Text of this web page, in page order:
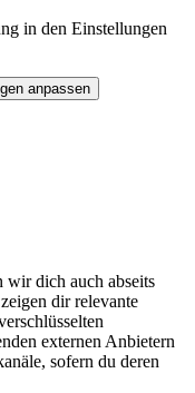
in den Einstellungen
anpassen
dich auch abseits
dir relevante
externen Anbietern
sofern du deren